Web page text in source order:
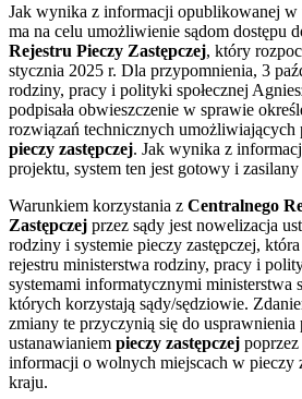
Jak wynika z informacji opublikowanej w
ma na celu umożliwienie sądom dostępu
Rejestru Pieczy Zastępczej, który
stycznia 2025 r. Dla przypomnienia, 3
rodziny, pracy i polityki społecznej
podpisała obwieszczenie w sprawie
rozwiązań technicznych umożliwiających
pieczy zastępczej. Jak wynika z
projektu, system ten jest gotowy i
Warunkiem korzystania z Centralnego
Zastępczej przez sądy jest nowelizacja
rodziny i systemie pieczy zastępczej,
rejestru ministerstwa rodziny, pracy i
systemami informatycznymi ministerstwa
których korzystają sądy/sędziowie.
zmiany te przyczynią się do
ustanawianiem pieczy zastępczej
informacji o wolnych miejscach w pieczy
kraju.